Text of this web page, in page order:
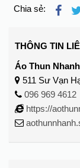
Chia sẻ:
THÔNG TIN
Áo Thun Nhanh
511 Sư Vạn
096 969 4612
https://